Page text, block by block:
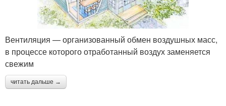
Вентиляция — организованный обмен воздушных масс,
в процессе которого отработанный воздух заменяется
свежим
читать дальше →